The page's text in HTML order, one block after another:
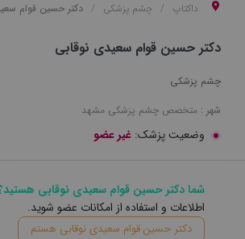
داکتاپ چشم پزشکی دکتر حسین قوام
دکتر حسین قوام سعیدی نوقابی
چشم پزشکی
شهر : متخصص چشم پزشکی مشهد
وضعیت پزشک: غیر عضو
شما دکتر حسین قوام سعیدی نوقابی
اطلاعات و استفاده از امکانات عضو شوید.
دکتر حسین قوام سعیدی نوقابی هستم